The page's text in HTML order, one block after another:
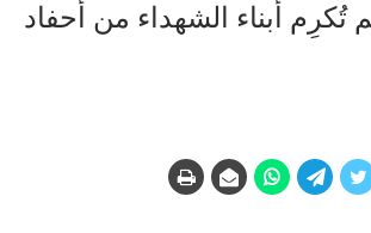
تُكرِم أبناء الشهداء من أحفاد